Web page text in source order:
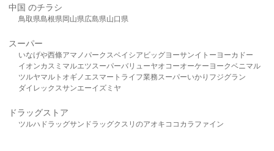
中国 のチラシ
鳥取県島根県岡山県広島県山口県
スーパー
いなげや西條アマノパークスベイシア ビッグヨーサンイトーヨーカドー
イオンカスミ マルエツスーパーバリューヤオコーオーケー ヨークベニマル
ツルヤマルト オギノ エスマート ライフ業務スーパーいかり フジグラン
ダイレックスサンエーイズミヤ
ドラッグストア
ツルハドラッグサンドラッグクスリのアオキ ココカラファイン